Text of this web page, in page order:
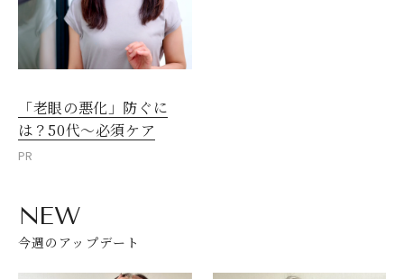
「老眼の悪化」防ぐに
は？50代～必須ケア
PR
NEW
今週のアップデート